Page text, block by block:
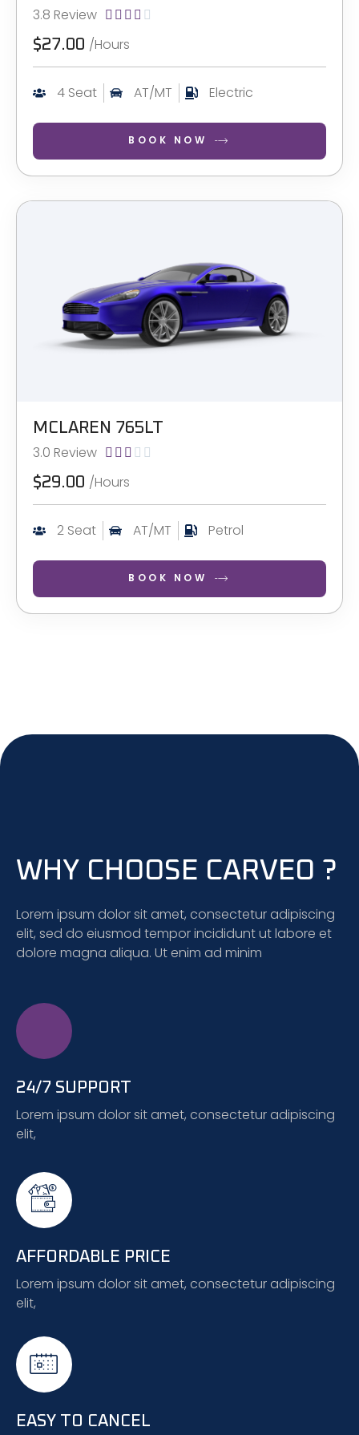
3.8 Review     
$27.00 /Hours
4 Seat AT/MT Electric
BOOK NOW
MCLAREN 765LT
3.0 Review     
$29.00 /Hours
2 Seat AT/MT Petrol
BOOK NOW
WHY CHOOSE CARVEO ?
Lorem ipsum dolor sit amet, consectetur adipiscing
elit, sed do eiusmod tempor incididunt ut labore et
dolore magna aliqua. Ut enim ad minim
24/7 SUPPORT
Lorem ipsum dolor sit amet, consectetur adipiscing
elit,
AFFORDABLE PRICE
Lorem ipsum dolor sit amet, consectetur adipiscing
elit,
EASY TO CANCEL